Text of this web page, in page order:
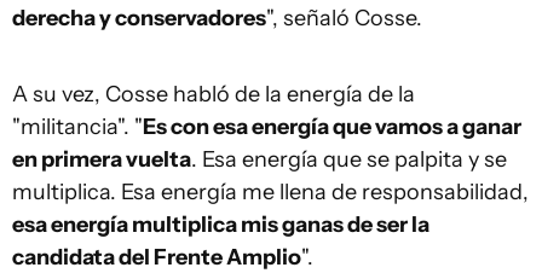
derecha y conservadores", señaló Cosse.
A su vez, Cosse habló de la energía de la
"militancia". "Es con esa energía que vamos a ganar
en primera vuelta. Esa energía que se palpita y se
multiplica. Esa energía me llena de responsabilidad,
esa energía multiplica mis ganas de ser la
candidata del Frente Amplio".